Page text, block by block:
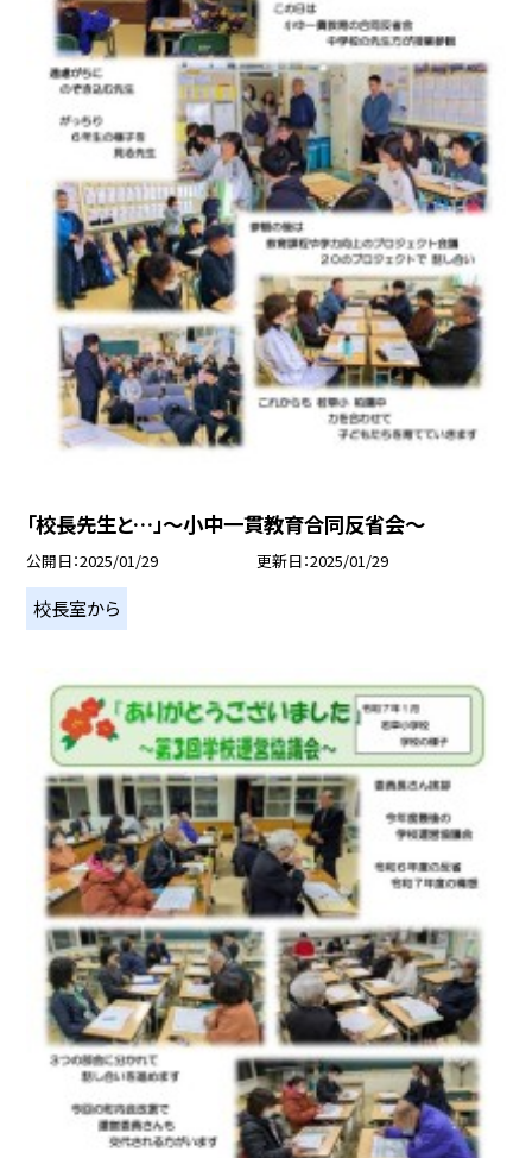
「校長先生と…」～小中一貫教育合同反省会～
公開日 2025/01/29 更新日 2025/01/29
校長室から